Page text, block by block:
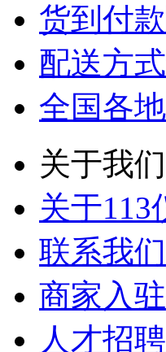
货到付
配送方
全国各
关于我们
关于113
联系我们
商家入驻
人才招聘